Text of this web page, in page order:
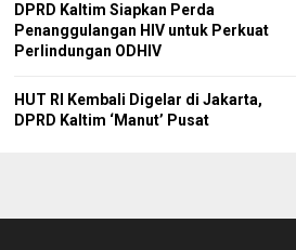
DPRD Kaltim Siapkan Perda
Penanggulangan HIV untuk Perkuat
Perlindungan ODHIV
HUT RI Kembali Digelar di Jakarta,
DPRD Kaltim ‘Manut’ Pusat